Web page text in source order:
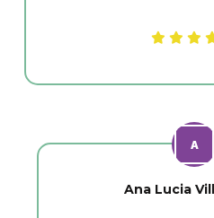
Ana Lucia